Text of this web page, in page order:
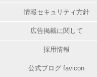
情報セキュリティ方針
広告掲載に関して
採用情報
公式ブログ favicon